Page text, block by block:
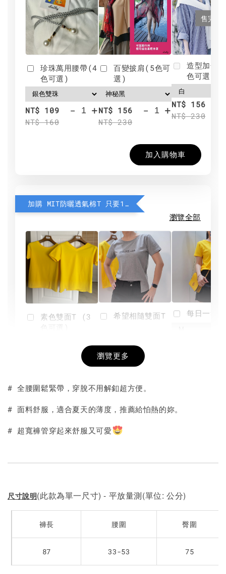
珍珠萬用腰帶(4
色可選)
NT$ 109
NT$ 160
- +
百變披肩(5色可
選)
NT$ 156
NT$ 230
- +
售完
造型加分
色可選)
NT$ 156
NT$ 230
加入購物車
加購 MIT防曬透氣棉T 只要190元
瀏覽全部
素色雙面T (3
+
希望相隨雙面T
NT$ 190
-
每日一笑
瀏覽更多
# 全腰圍鬆緊帶，穿脫不用解釦超方便。
# 面料舒服，適合夏天的薄度，推薦給怕熱的妳。
# 超寬褲管穿起來舒服又可愛
尺寸說明(此款為單一尺寸) - 平放量測(單位: 公分)
褲長 腰圍 臀圍
87 33-53 75